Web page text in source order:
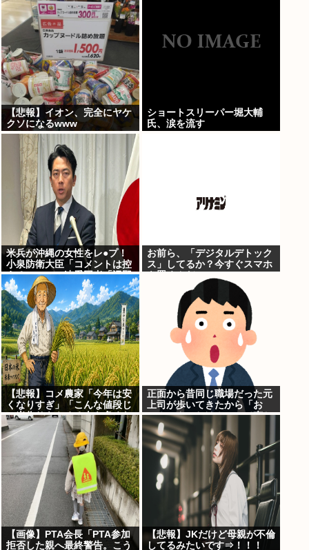
【悲報】イオン、完全にヤケ
クソになるwww
ショートスリーパー堀大輔
氏、涙を流す
米兵が沖縄の女性をレ●プ！
小泉防衛大臣「コメントは控
える」ニュー速愛国者「辺野
古！」
お前ら、「デジタルデトック
ス」してるか？今すぐスマホ
【悲報】コメ農家「今年は安
くなりすぎ」「こんな値段じ
ゃ米作りをやめる人も多くな
るんじゃないかな?」
正面から昔同じ職場だった元
上司が歩いてきたから「お
～！こんにちは！」って声か
けたんや
【画像】PTA会長「PTA参加
拒否した親へ最終警告。こう
【悲報】JKだけど母親が不倫
してるみたいです⇒！！！